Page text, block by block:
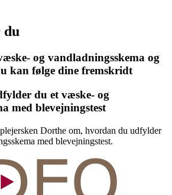
du
og vandladningsskema og
kan følge dine fremskridt
du et væske- og
med blevejningstest
Dorthe om, hvordan du udfylder
med blevejningstest.